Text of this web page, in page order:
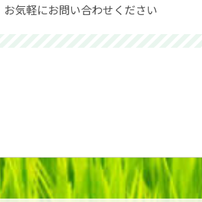
お気軽にお問い合わせください